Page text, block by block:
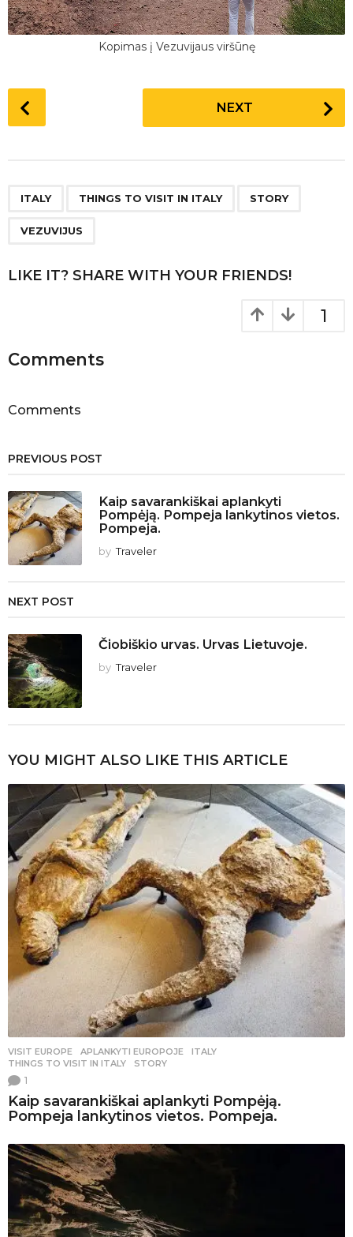
Kopimas į Vezuvijaus viršūnę
o
a
n
NEXT
ITALY THINGS TO VISIT IN ITALY STORY
VEZUVIJUS
LIKE IT? SHARE WITH YOUR FRIENDS!
1
Comments
Comments
PREVIOUS POST
Kaip savarankiškai aplankyti
Pompėją. Pompeja lankytinos vietos.
Pompeja.
by Traveler
NEXT POST
Čiobiškio urvas. Urvas Lietuvoje.
by Traveler
YOU MIGHT ALSO LIKE THIS ARTICLE
VISIT EUROPE APLANKYTI EUROPOJE ,ITALY
THINGS TO VISIT IN ITALY
,STORY
1
Kaip savarankiškai aplankyti Pompėją.
Pompeja lankytinos vietos. Pompeja.